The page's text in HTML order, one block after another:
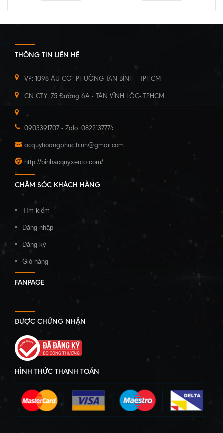
THÔNG TIN LIÊN HỆ
VP: 1098 ÂU CƠ -PHƯỜNG TÂN BÌNH - TPHCM
CN CTY: 75 Đường 6A - TÂN VĨNH LỘC- TPHCM
0903391707 - Zalo: 0822137776
acquyhoangphucthinh@gmail.com
http://binhacquyxeoto.com/
CHĂM SÓC KHÁCH HÀNG
Tìm kiếm
Đăng nhập
Đăng ký
Giỏ hàng
FANPAGE
ĐƯỢC CHỨNG NHẬN
HÌNH THỨC THANH TOÁN